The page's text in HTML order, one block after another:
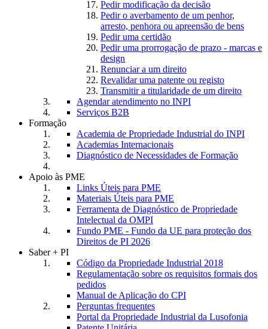
Pedir modificação da decisão
Pedir o averbamento de um penhor,
arresto, penhora ou apreensão de bens
Pedir uma certidão
Pedir uma prorrogação de prazo - marcas e
design
Renunciar a um direito
Revalidar uma patente ou registo
Transmitir a titularidade de um direito
Agendar atendimento no INPI
Serviços B2B
Formação
Academia de Propriedade Industrial do INPI
Academias Internacionais
Diagnóstico de Necessidades de Formação
Apoio às PME
Links Úteis para PME
Materiais Úteis para PME
Ferramenta de Diagnóstico de Propriedade
Intelectual da OMPI
Fundo PME - Fundo da UE para proteção dos
Direitos de PI 2026
Saber + PI
Código da Propriedade Industrial 2018
Regulamentação sobre os requisitos formais dos
pedidos
Manual de Aplicação do CPI
Perguntas frequentes
Portal da Propriedade Industrial da Lusofonia